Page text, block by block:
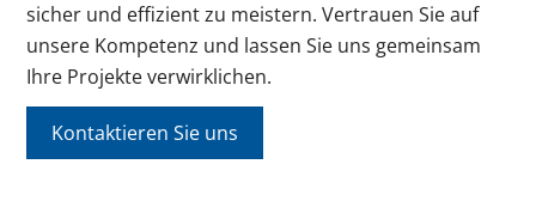
sicher und effizient zu meistern. Vertrauen Sie auf
unsere Kompetenz und lassen Sie uns gemeinsam
Ihre Projekte verwirklichen.
Kontaktieren Sie uns